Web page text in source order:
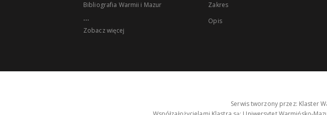
Bibliografia Warmii i Mazur
...
Zobacz więcej
Zakres
Opis
Serwis tworzony przez: Klaster